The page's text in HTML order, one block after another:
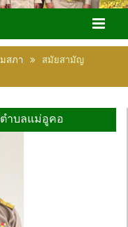
สภา
สมัยสามัญ
ำบลแม่อูคอ